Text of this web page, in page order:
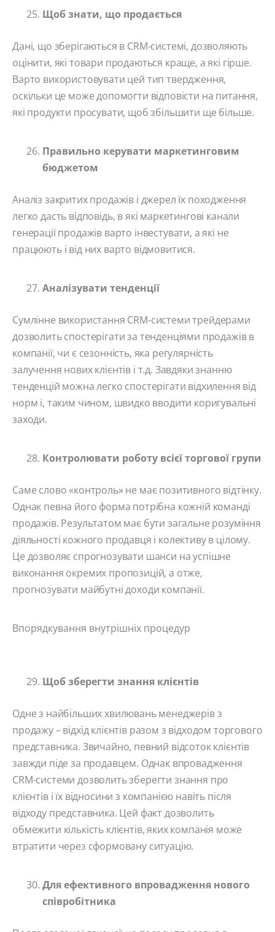
Щоб знати, що продається
Дані, що зберігаються в CRM-системі, дозволяють
оцінити, які товари продаються краще, а які гірше.
Варто використовувати цей тип твердження,
оскільки це може допомогти відповісти на питання,
які продукти просувати, щоб збільшити ще більше.
Правильно керувати маркетинговим
бюджетом
Аналіз закритих продажів і джерел їх походження
легко дасть відповідь, в які маркетингові канали
генерації продажів варто інвестувати, а які не
працюють і від них варто відмовитися.
Аналізувати тенденції
Сумлінне використання CRM-системи трейдерами
дозволить спостерігати за тенденціями продажів в
компанії, чи є сезонність, яка регулярність
залучення нових клієнтів і т.д. Завдяки знанню
тенденцій можна легко спостерігати відхилення від
норм і, таким чином, швидко вводити коригувальні
заходи.
Контролювати роботу всієї торгової групи
Саме слово «контроль» не має позитивного відтінку.
Однак певна його форма потрібна кожній команді
продажів. Результатом має бути загальне розуміння
діяльності кожного продавця і колективу в цілому.
Це дозволяє спрогнозувати шанси на успішне
виконання окремих пропозицій, а отже,
прогнозувати майбутні доходи компанії.
Впорядкування внутрішніх процедур
Щоб зберегти знання клієнтів
Одне з найбільших хвилювань менеджерів з
продажу – відхід клієнтів разом з відходом торгового
представника. Звичайно, певний відсоток клієнтів
завжди піде за продавцем. Однак впровадження
CRM-системи дозволить зберегти знання про
клієнтів і їх відносини з компанією навіть після
відходу представника. Цей факт дозволить
обмежити кількість клієнтів, яких компанія може
втратити через сформовану ситуацію.
Для ефективного впровадження нового
співробітника